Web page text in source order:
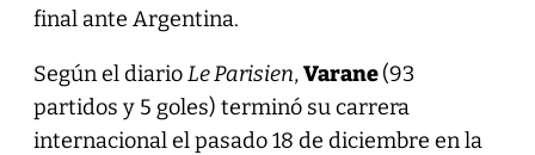
final ante Argentina.
Según el diarioLe Parisien,Varane(93
partidos y 5 goles) terminó su carrera
internacional el pasado 18 de diciembre en la